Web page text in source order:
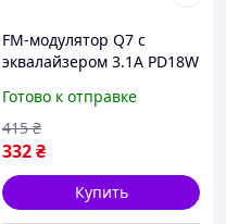
FM-модулятор Q7 с
эквалайзером 3.1A PD18W
buzyna
Готово к отправке
332₴
415 ₴
Купить